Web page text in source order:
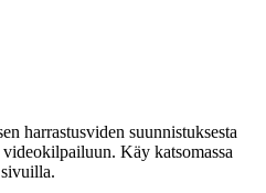
harrastusviden suunnistuksesta
Käy katsomassa